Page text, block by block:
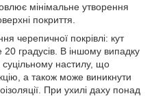
мінімальне утворення
покриття.
черепичної покрівлі: кут
градусів. В іншому випадку
настилу, що
а також може виникнути
При ухилі даху понад